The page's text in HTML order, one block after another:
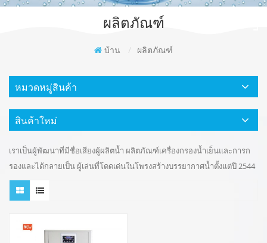
ผลิตภัณฑ์
บ้าน / ผลิตภัณฑ์
หมวดหมู่สินค้า
สินค้าใหม่
เราเป็นผู้พัฒนาที่มีชื่อเสียงผู้ผลิตน้ำ ผลิตภัณฑ์เครื่องกรองน้ำเย็นและการก
รองและได้กลายเป็น ผู้เล่นที่โดดเด่นในโพรงสร้างบรรยากาศน้ำตั้งแต่ปี 2544